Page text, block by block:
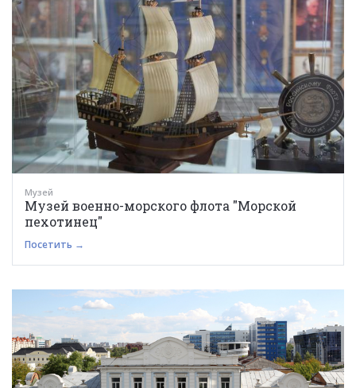
Музей
Музей военно-морского флота "Морской
пехотинец"
Посетить →